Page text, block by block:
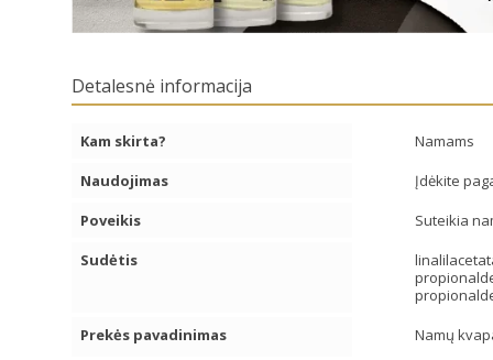
Detalesnė informacija
Kam skirta?
Namams
Naudojimas
Įdėkite
Poveikis
Suteikia
Sudėtis
Prekės pavadinimas
Namų